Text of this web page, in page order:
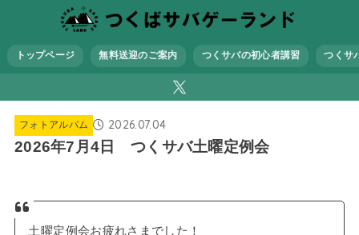
トップページ 無料送迎のご案内 つくサバの初心者講習 つくサ
フォトアルバム 2026.07.04
2026年7月4日 つくサバ土曜定例会
土曜定例会お疲れさまでした！